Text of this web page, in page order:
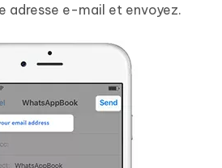
adresse e-mail et envoyez.